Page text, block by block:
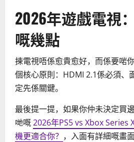
2026年遊戲電視
嘅幾點
揀電視唔係愈貴愈好，而係要啱
個核心原則：HDMI 2.1係必須、
定先係關鍵。
最後提一提，如果你仲未決定買
哋嘅2026年PS5 vs Xbox Series
機更適合你？ ，入面有詳細嘅畫